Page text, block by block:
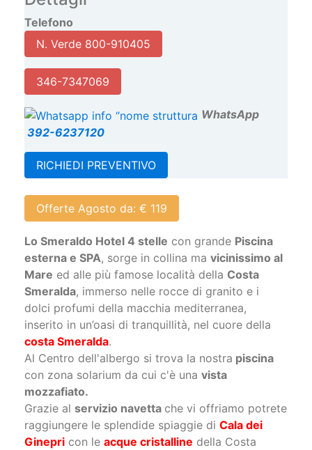
Telefono
N. Verde 800-910405
346-7347069
WhatsApp
392-6237120
RICHIEDI PREVENTIVO
Offerte Agosto da: € 119
Lo Smeraldo Hotel 4 stelle con grande Piscina
esterna e SPA, sorge in collina ma vicinissimo al
Mare ed alle più famose località della Costa
Smeralda, immerso nelle rocce di granito e i
dolci profumi della macchia mediterranea,
inserito in un’oasi di tranquillità, nel cuore della
costa Smeralda.
Al Centro dell'albergo si trova la nostra piscina
con zona solarium da cui c'è una vista
mozzafiato.
Grazie al servizio navetta che vi offriamo potrete
raggiungere le splendide spiaggie di Cala dei
Ginepri con le acque cristalline della Costa